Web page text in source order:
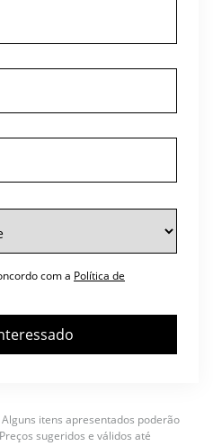
itens apresentados poderão
sugeridos e válidos até
com a Política de